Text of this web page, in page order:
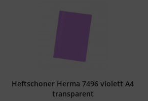
Heftschoner Herma 7496 violett A4
transparent